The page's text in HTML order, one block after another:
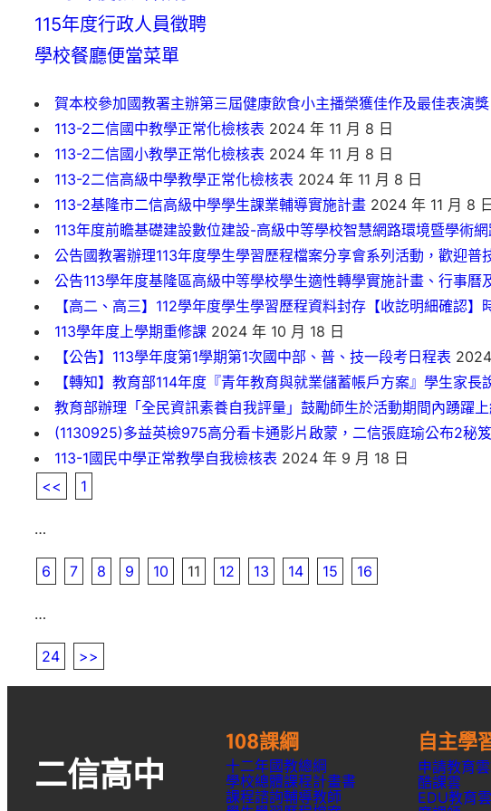
115年度行政人員徵聘
學校餐廳便當菜單
賀本校參加國教署主辦第三屆健康飲食小主播榮獲佳作及最佳表演獎
113-2二信國中教學正常化檢核表 2024 年 11 月 8 日
113-2二信國小教學正常化檢核表 2024 年 11 月 8 日
113-2二信高級中學教學正常化檢核表 2024 年 11 月 8 日
113-2基隆市二信高級中學學生課業輔導實施計畫 2024 年 11 月 8 日
113年度前瞻基礎建設數位建設-高級中等學校智慧網路環境暨學術
公告國教署辦理113年度學生學習歷程檔案分享會系列活動，歡迎普
公告113學年度基隆區高級中等學校學生適性轉學實施計畫、行事曆
【高二、高三】112學年度學生學習歷程資料封存【收訖明細確認】
113學年度上學期重修課 2024 年 10 月 18 日
【公告】113學年度第1學期第1次國中部、普、技一段考日程表
【轉知】教育部114年度『青年教育與就業儲蓄帳戶方案』學生家長
教育部辦理「全民資訊素養自我評量」鼓勵師生於活動期間內踴躍
(1130925)多益英檢975高分看卡通影片啟蒙，二信張庭瑜公布2秘笈
113-1國民中學正常教學自我檢核表 2024 年 9 月 18 日
<<
1
…
6 7 8 9 10 11 12 13 14 15 16
…
24 >>
二信高中
108課綱
十二年國教總綱
學校總體課程計畫書
課程諮詢輔導教師
自主學
申請教育
酷課雲
EDU教育雲